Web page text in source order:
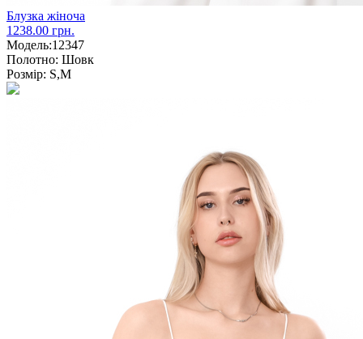
Блузка жіноча
1238.00 грн.
Модель:12347
Полотно: Шовк
Розмір: S,M